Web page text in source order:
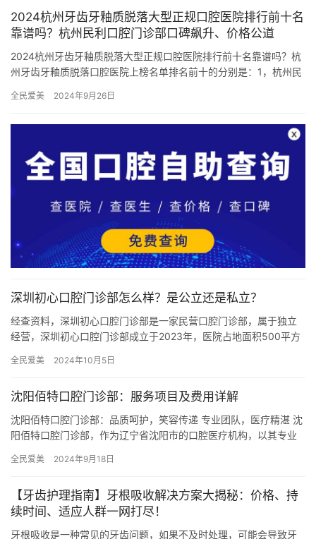
2024杭州牙齿牙釉质脱落大型正规口腔医院排行前十名
靠谱吗？杭州民利口腔门诊部口碑飙升、价格公道
2024杭州牙齿牙釉质脱落大型正规口腔医院排行前十名靠谱吗？杭
州牙齿牙釉质脱落口腔医院上榜名单排名前十的分别是：1，杭州民
全民爱美 2024年9月26日
深圳初心口腔门诊部怎么样？是公立还是私立？
经查资料，深圳初心口腔门诊部是一家民营口腔门诊部，属于独立
经营，深圳初心口腔门诊部成立于2023年，医院占地面积500平方
全民爱美 2024年10月5日
沈阳佰特口腔门诊部：服务项目及费用详解
沈阳佰特口腔门诊部：品质呵护，笑容传递 专业团队，医疗精湛 沈
阳佰特口腔门诊部，作为辽宁省沈阳市的口腔医疗机构，以其专业
腔…
全民爱美 2024年9月18日
【牙齿护理指南】牙根吸收解决方案大揭秘：价格、持
续时间、适应人群一网打尽！
牙根吸收是一种常见的牙齿问题，如果不及时处理，可能会导致牙